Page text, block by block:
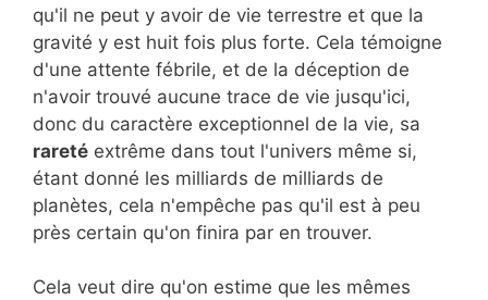
qu'il ne peut y avoir de vie terrestre et que la
gravité y est huit fois plus forte. Cela témoigne
d'une attente fébrile, et de la déception de
n'avoir trouvé aucune trace de vie jusqu'ici,
donc du caractère exceptionnel de la vie, sa
rareté extrême dans tout l'univers même si,
étant donné les milliards de milliards de
planètes, cela n'empêche pas qu'il est à peu
près certain qu'on finira par en trouver.
Cela veut dire qu'on estime que les mêmes